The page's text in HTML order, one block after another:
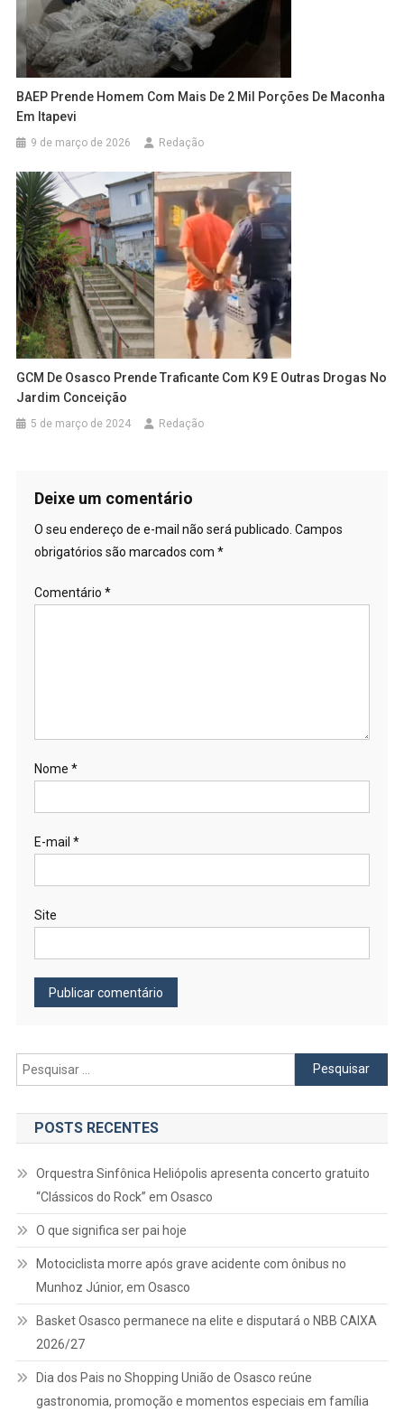
BAEP Prende Homem Com Mais De 2 Mil Porções De Maconha
Em Itapevi
9 de março de 2026 Redação
GCM De Osasco Prende Traficante Com K9 E Outras Drogas No
Jardim Conceição
5 de março de 2024 Redação
Deixe um comentário
O seu endereço de e-mail não será publicado. Campos
obrigatórios são marcados com *
Comentário *
Nome *
E-mail *
Site
Pesquisar
por:
POSTS RECENTES
Orquestra Sinfônica Heliópolis apresenta concerto gratuito
“Clássicos do Rock” em Osasco
O que significa ser pai hoje
Motociclista morre após grave acidente com ônibus no
Munhoz Júnior, em Osasco
Basket Osasco permanece na elite e disputará o NBB CAIXA
2026/27
Dia dos Pais no Shopping União de Osasco reúne
gastronomia, promoção e momentos especiais em família